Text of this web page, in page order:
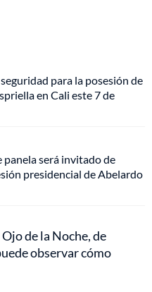
para la posesión de
en Cali este 7 de
panela será invitado de
presidencial de Abelardo
de la Noche, de
observar cómo